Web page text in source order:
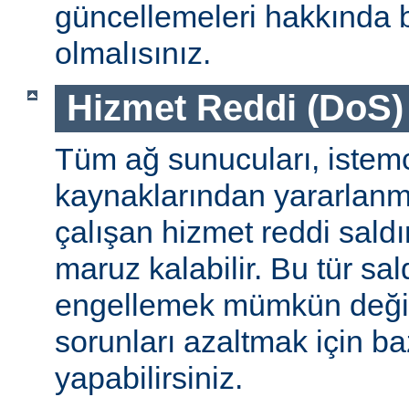
güncellemeleri hakkında
olmalısınız.
Hizmet Reddi (DoS)
Tüm ağ sunucuları,
kaynaklarından
çalışan hizmet reddi
maruz kalabilir. Bu tür
engellemek mümkün
sorunları azaltmak için
yapabilirsiniz.